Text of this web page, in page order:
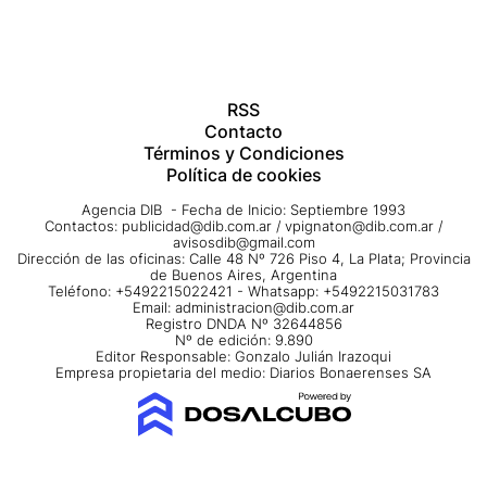
RSS
Contacto
Términos y Condiciones
Política de cookies
Agencia DIB - Fecha de Inicio: Septiembre 1993
Contactos: publicidad@dib.com.ar / vpignaton@dib.com.ar /
avisosdib@gmail.com
Dirección de las oficinas: Calle 48 Nº 726 Piso 4, La Plata; Provincia
de Buenos Aires, Argentina
Teléfono: +5492215022421 - Whatsapp: +5492215031783
Email: administracion@dib.com.ar
Registro DNDA Nº 32644856
Nº de edición: 9.890
Editor Responsable: Gonzalo Julián Irazoqui
Empresa propietaria del medio: Diarios Bonaerenses SA